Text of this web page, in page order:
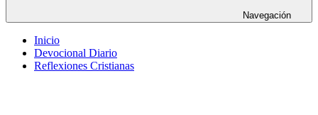
Navegación
Inicio
Devocional Diario
Reflexiones Cristianas